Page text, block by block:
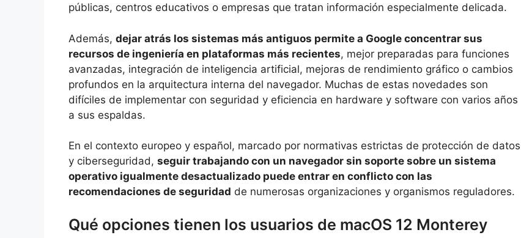
públicas, centros educativos o empresas que tratan información especialmente delicada.
Además, dejar atrás los sistemas más antiguos permite a Google concentrar sus
recursos de ingeniería en plataformas más recientes, mejor preparadas para funciones
avanzadas, integración de inteligencia artificial, mejoras de rendimiento gráfico o cambios
profundos en la arquitectura interna del navegador. Muchas de estas novedades son
difíciles de implementar con seguridad y eficiencia en hardware y software con varios años
a sus espaldas.
En el contexto europeo y español, marcado por normativas estrictas de protección de datos
y ciberseguridad, seguir trabajando con un navegador sin soporte sobre un sistema
operativo igualmente desactualizado puede entrar en conflicto con las
recomendaciones de seguridad de numerosas organizaciones y organismos reguladores.
Qué opciones tienen los usuarios de macOS 12 Monterey